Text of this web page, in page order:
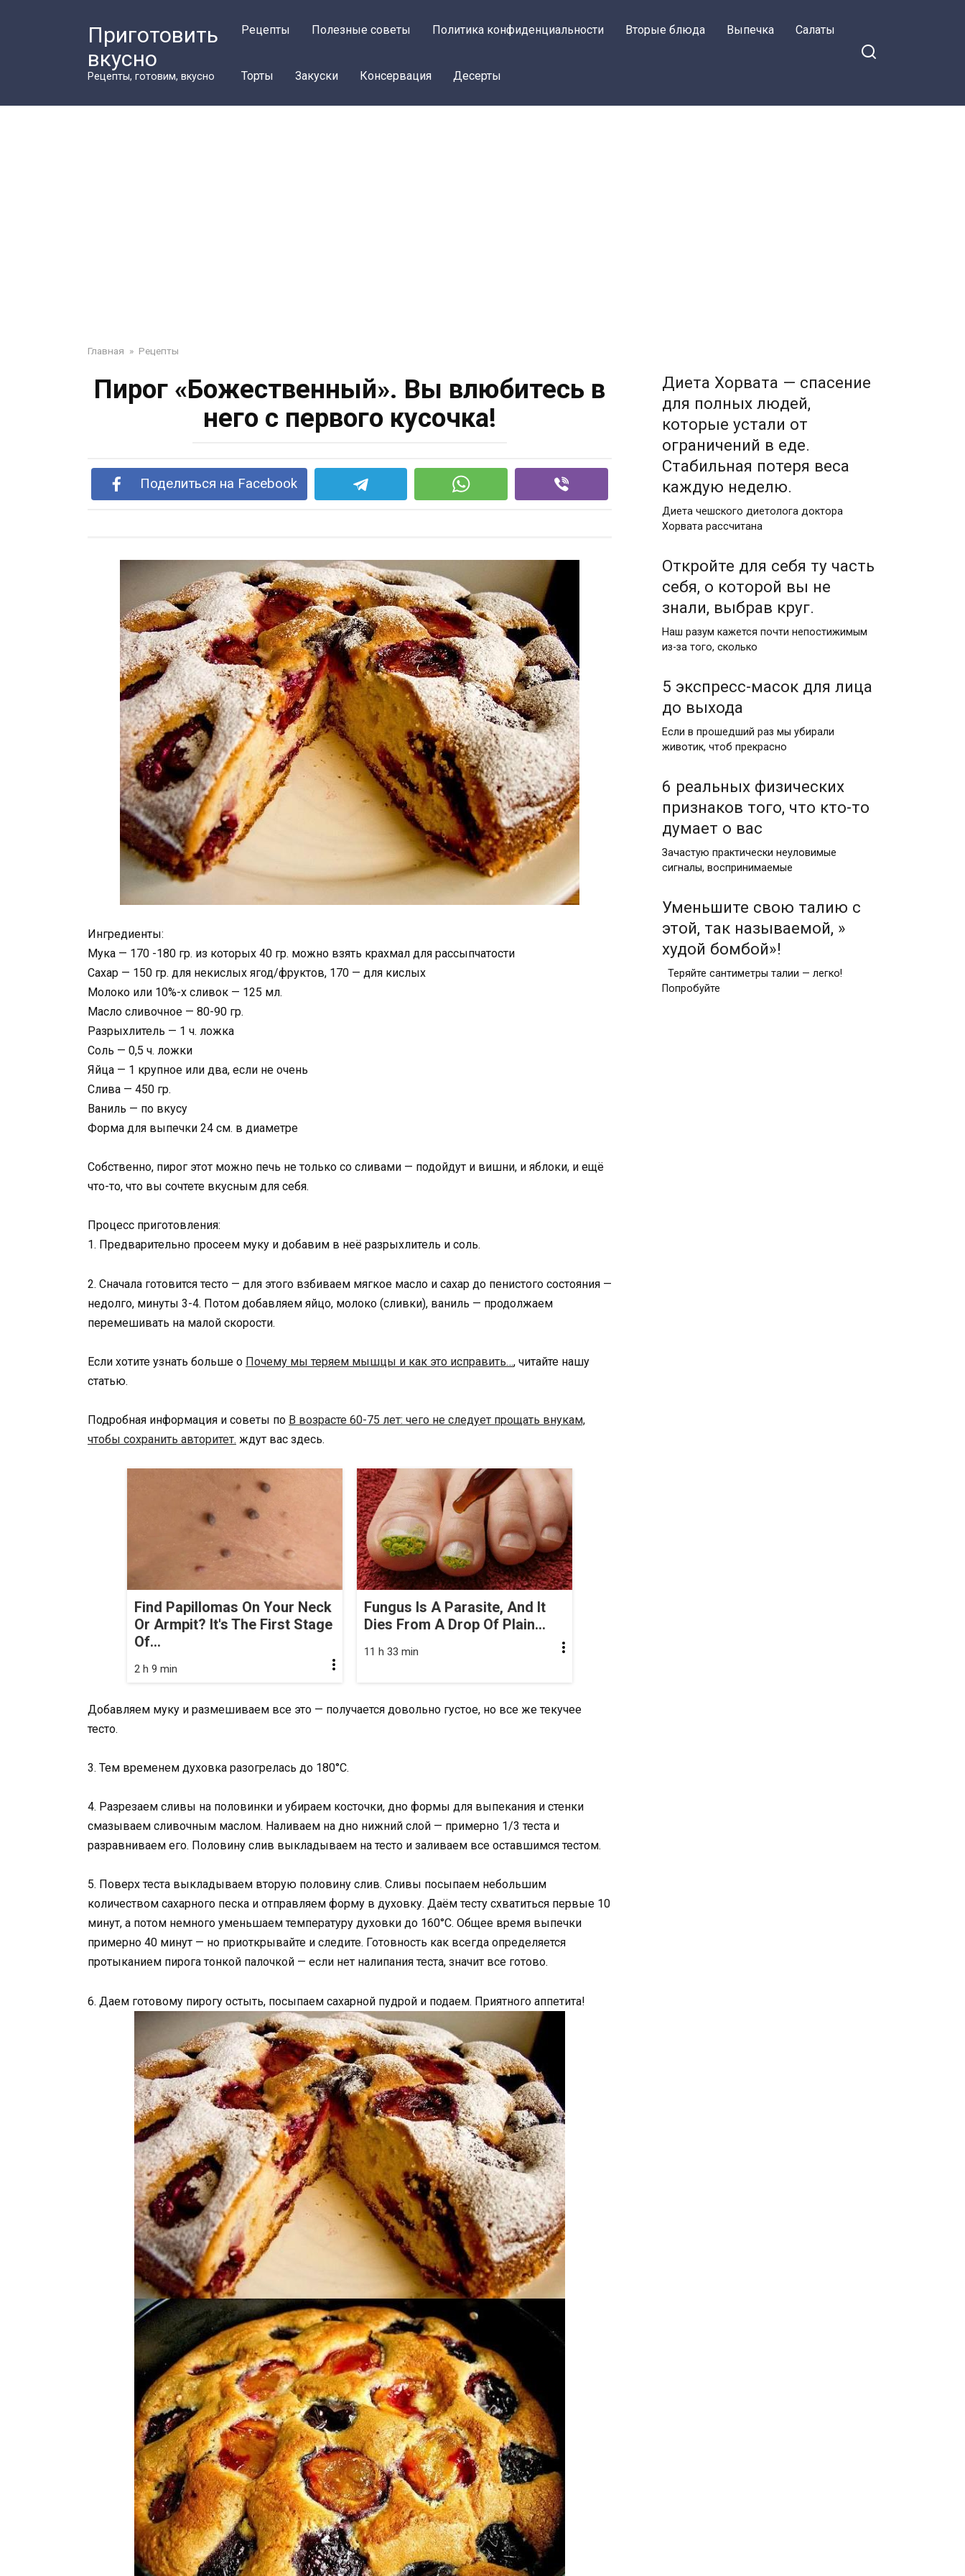
Приготовить
вкусно
Рецепты, готовим, вкусно
Рецепты Полезные советы Политика конфиденциальности Вторые блюда Выпечка Салаты
Торты Закуски Консервация Десерты
Главная » Рецепты
Пирог «Божественный». Вы влюбитесь в
него с первого кусочка!
Поделиться на Facebook
Ингредиенты:
Мука — 170 -180 гр. из которых 40 гр. можно взять крахмал для рассыпчатости
Сахар — 150 гр. для некислых ягод/фруктов, 170 — для кислых
Молоко или 10%-х сливок — 125 мл.
Масло сливочное — 80-90 гр.
Разрыхлитель — 1 ч. ложка
Соль — 0,5 ч. ложки
Яйца — 1 крупное или два, если не очень
Слива — 450 гр.
Ваниль — по вкусу
Форма для выпечки 24 см. в диаметре
Собственно, пирог этот можно печь не только со сливами — подойдут и вишни, и яблоки, и ещё
что-то, что вы сочтете вкусным для себя.
Процесс приготовления:
1. Предварительно просеем муку и добавим в неё разрыхлитель и соль.
2. Сначала готовится тесто — для этого взбиваем мягкое масло и сахар до пенистого состояния —
недолго, минуты 3-4. Потом добавляем яйцо, молоко (сливки), ваниль — продолжаем
перемешивать на малой скорости.
Если хотите узнать больше о Почему мы теряем мышцы и как это исправить…, читайте нашу
статью.
Подробная информация и советы по В возрасте 60-75 лет: чего не следует прощать внукам,
чтобы сохранить авторитет. ждут вас здесь.
Find Papillomas On Your Neck
Or Armpit? It's The First Stage
Of...
2 h 9 min
Fungus Is A Parasite, And It
Dies From A Drop Of Plain...
11 h 33 min
Добавляем муку и размешиваем все это — получается довольно густое, но все же текучее
тесто.
3. Тем временем духовка разогрелась до 180°С.
4. Разрезаем сливы на половинки и убираем косточки, дно формы для выпекания и стенки
смазываем сливочным маслом. Наливаем на дно нижний слой — примерно 1/3 теста и
разравниваем его. Половину слив выкладываем на тесто и заливаем все оставшимся тестом.
5. Поверх теста выкладываем вторую половину слив. Сливы посыпаем небольшим
количеством сахарного песка и отправляем форму в духовку. Даём тесту схватиться первые 10
минут, а потом немного уменьшаем температуру духовки до 160°С. Общее время выпечки
примерно 40 минут — но приоткрывайте и следите. Готовность как всегда определяется
протыканием пирога тонкой палочкой — если нет налипания теста, значит все готово.
6. Даем готовому пирогу остыть, посыпаем сахарной пудрой и подаем. Приятного аппетита!
Диета Хорвата — спасение
для полных людей,
которые устали от
ограничений в еде.
Стабильная потеря веса
каждую неделю.
Диета чешского диетолога доктора
Хорвата рассчитана
Откройте для себя ту часть
себя, о которой вы не
знали, выбрав круг.
Наш разум кажется почти непостижимым
из-за того, сколько
5 экспресс-масок для лица
до выхода
Если в прошедший раз мы убирали
животик, чтоб прекрасно
6 реальных физических
признаков того, что кто-то
думает о вас
Зачастую практически неуловимые
сигналы, воспринимаемые
Уменьшите свою талию с
этой, так называемой, »
худой бомбой»!
Теряйте сантиметры талии — легко!
Попробуйте